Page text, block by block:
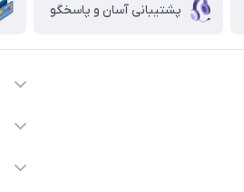
پشتیبانی آسان و پاسخگو